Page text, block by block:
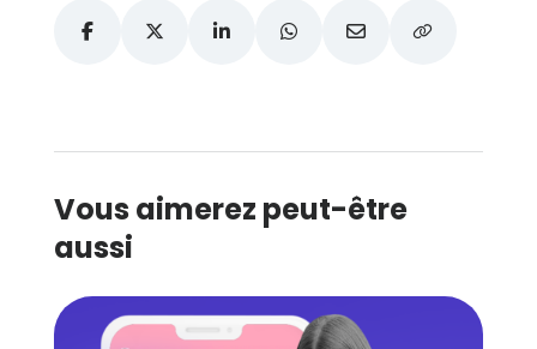
Vous aimerez peut-être
aussi